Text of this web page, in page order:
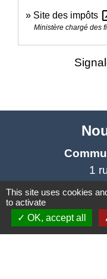
Site des impôts
Ministère chargé des
1
81700
This site uses cookies
to activate
OK, accept all